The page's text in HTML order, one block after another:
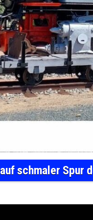
auf schmaler Spur